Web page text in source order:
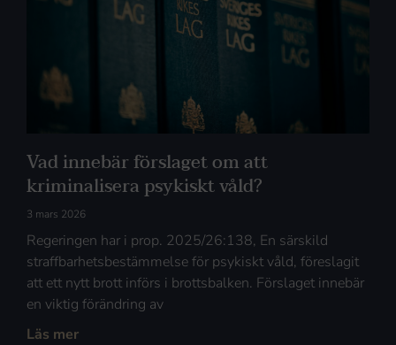
Vad innebär förslaget om att
kriminalisera psykiskt våld?
3 mars 2026
Regeringen har i prop. 2025/26:138, En särskild
straffbarhetsbestämmelse för psykiskt våld, föreslagit
att ett nytt brott införs i brottsbalken. Förslaget innebär
en viktig förändring av
Läs mer